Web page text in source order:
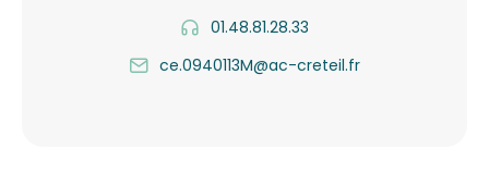
01.48.81.28.33
ce.0940113M@ac-creteil.fr